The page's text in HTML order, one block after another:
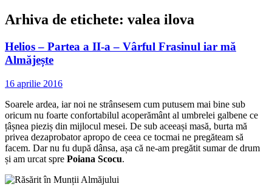
Arhiva de etichete: valea ilova
Helios – Partea a II-a – Vârful Frasinul iar mă
Almăjește
16 aprilie 2016
Soarele ardea, iar noi ne strânsesem cum putusem mai bine sub
oricum nu foarte confortabilul acoperământ al umbrelei galbene ce
țâșnea pieziș din mijlocul mesei. De sub aceeași masă, burta mă
privea dezaprobator apropo de ceea ce tocmai ne pregăteam să
facem. Dar nu fu după dânsa, așa că ne-am pregătit sumar de drum
și am urcat spre Poiana Scocu.